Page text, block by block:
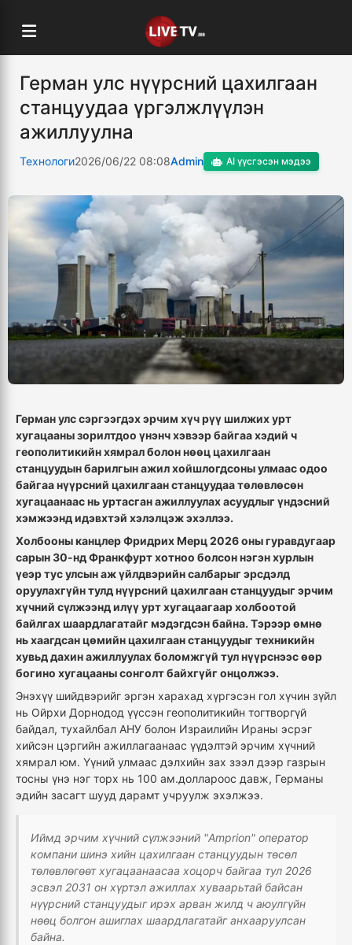
Герман улс нүүрсний цахилгаан
станцуудаа үргэлжлүүлэн
ажиллуулна
Технологи2026/06/22 08:08Admin AI үүсгэсэн мэдээ
Герман улс сэргээгдэх эрчим хүч рүү шилжих урт
хугацааны зорилтдоо үнэнч хэвээр байгаа хэдий ч
геополитикийн хямрал болон нөөц цахилгаан
станцуудын барилгын ажил хойшлогдсоны улмаас одоо
байгаа нүүрсний цахилгаан станцуудаа төлөвлөсөн
хугацаанаас нь уртасган ажиллуулах асуудлыг үндэсний
хэмжээнд идэвхтэй хэлэлцэж эхэллээ.
Холбооны канцлер Фридрих Мерц 2026 оны гуравдугаар
сарын 30-нд Франкфурт хотноо болсон нэгэн хурлын
үеэр тус улсын аж үйлдвэрийн салбарыг эрсдэлд
оруулахгүйн тулд нүүрсний цахилгаан станцуудыг эрчим
хүчний сүлжээнд илүү урт хугацаагаар холбоотой
байлгах шаардлагатайг мэдэгдсэн байна. Тэрээр өмнө
нь хаагдсан цөмийн цахилгаан станцуудыг техникийн
хувьд дахин ажиллуулах боломжгүй тул нүүрснээс өөр
богино хугацааны сонголт байхгүйг онцолжээ.
Энэхүү шийдвэрийг эргэн харахад хүргэсэн гол хүчин зүйл
нь Ойрхи Дорнодод үүссэн геополитикийн тогтворгүй
байдал, тухайлбал АНУ болон Израилийн Ираны эсрэг
хийсэн цэргийн ажиллагаанаас үүдэлтэй эрчим хүчний
хямрал юм. Үүний улмаас дэлхийн зах зээл дээр газрын
тосны үнэ нэг торх нь 100 ам.доллароос давж, Германы
эдийн засагт шууд дарамт учруулж эхэлжээ.
Иймд эрчим хүчний сүлжээний "Amprion" оператор
компани шинэ хийн цахилгаан станцуудын төсөл
төлөвлөгөөт хугацаанаасаа хоцорч байгаа тул 2026
эсвэл 2031 он хүртэл ажиллах хуваарьтай байсан
нүүрсний станцуудыг ирэх арван жилд ч аюулгүйн
нөөц болгон ашиглах шаардлагатайг анхааруулсан
байна.